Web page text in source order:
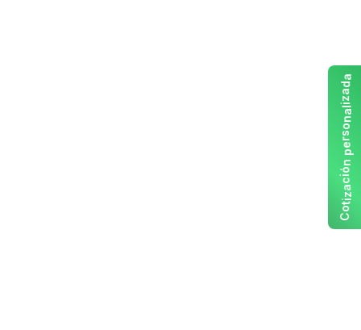
C
o
t
i
z
a
c
i
ó
n
p
e
r
s
o
n
a
l
i
z
a
d
a